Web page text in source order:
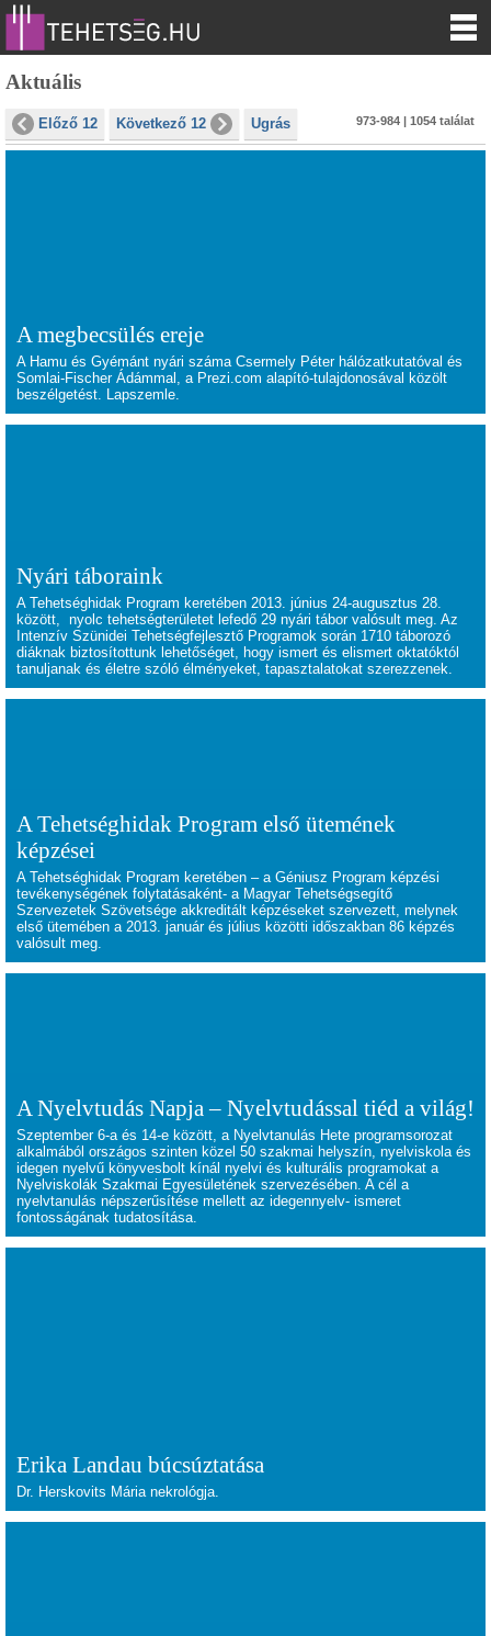
Aktuális
Előző 12 Következő 12 Ugrás 973-984 | 1054 találat
A megbecsülés ereje
A Hamu és Gyémánt nyári száma Csermely Péter hálózatkutatóval és
Somlai-Fischer Ádámmal, a Prezi.com alapító-tulajdonosával közölt
beszélgetést. Lapszemle.
Nyári táboraink
A Tehetséghidak Program keretében 2013. június 24-augusztus 28.
között, nyolc tehetségterületet lefedő 29 nyári tábor valósult meg. Az
Intenzív Szünidei Tehetségfejlesztő Programok során 1710 táborozó
diáknak biztosítottunk lehetőséget, hogy ismert és elismert oktatóktól
tanuljanak és életre szóló élményeket, tapasztalatokat szerezzenek.
A Tehetséghidak Program első ütemének
képzései
A Tehetséghidak Program keretében – a Géniusz Program képzési
tevékenységének folytatásaként- a Magyar Tehetségsegítő
Szervezetek Szövetsége akkreditált képzéseket szervezett, melynek
első ütemében a 2013. január és július közötti időszakban 86 képzés
valósult meg.
A Nyelvtudás Napja – Nyelvtudással tiéd a világ!
Szeptember 6-a és 14-e között, a Nyelvtanulás Hete programsorozat
alkalmából országos szinten közel 50 szakmai helyszín, nyelviskola és
idegen nyelvű könyvesbolt kínál nyelvi és kulturális programokat a
Nyelviskolák Szakmai Egyesületének szervezésében. A cél a
nyelvtanulás népszerűsítése mellett az idegennyelv- ismeret
fontosságának tudatosítása.
Erika Landau búcsúztatása
Dr. Herskovits Mária nekrológja.